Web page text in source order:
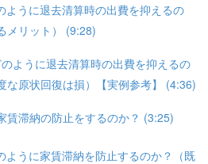
ように退去清算時の出費を抑えるの
メリット） (9:28)
ように退去清算時の出費を抑えるの
な原状回復は損）【実例参考】 (4:36)
賃滞納の防止をするのか？ (3:25)
ように家賃滞納を防止するのか？（既